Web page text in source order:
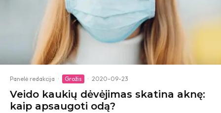
Panelė redakcija · Grožis · 2020-09-23
Veido kaukių dėvėjimas skatina aknę:
kaip apsaugoti odą?